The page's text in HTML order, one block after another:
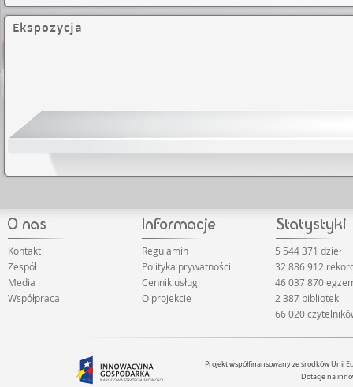
Ekspozycja
Kontakt
Zespół
Media
Współpraca
Regulamin
Polityka prywatności
Cennik usług
O projekcie
5 544 371 dzieł
32 886 912
46 037 870
2 387 bibliotek
66 020
Projekt współfinansowany ze środków Unii
Dotacje na